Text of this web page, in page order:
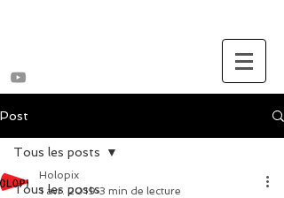
Post
Tous les posts
Tous les posts
Holopix
1 avr. 2019 3 min de lecture